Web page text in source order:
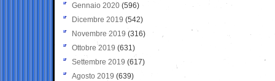
Gennaio 2020 (596)
Dicembre 2019 (542)
Novembre 2019 (316)
Ottobre 2019 (631)
Settembre 2019 (617)
Agosto 2019 (639)